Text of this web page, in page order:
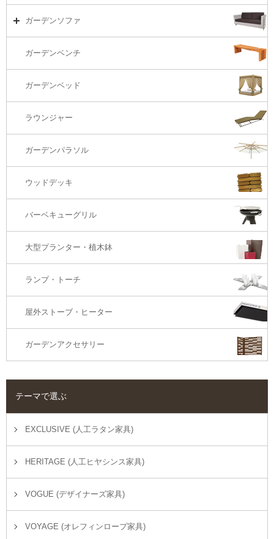
リビング・ソファ
ラウンジ・ベッド
ダイニングテーブル
コーヒーテーブル
カウンター・バーテーブル
ガーデンチェアーTOP
ダイニングチェアー
カウンター・バーチェアー
ガーデンソファ
ガーデンソファTOP
2S・2.5Sソファ
3Sソファ
オットマン・スツール
ガーデンベンチ
ガーデンベッド
ラウンジャー
ガーデンパラソル
ウッドデッキ
バーベキューグリル
大型プランター・植木鉢
ランプ・トーチ
屋外ストーブ・ヒーター
ガーデンアクセサリー
テーマで選ぶ
EXCLUSIVE (人工ラタン家具)
HERITAGE (人工ヒヤシンス家具)
VOGUE (デザイナーズ家具)
VOYAGE (オレフィンロープ家具)